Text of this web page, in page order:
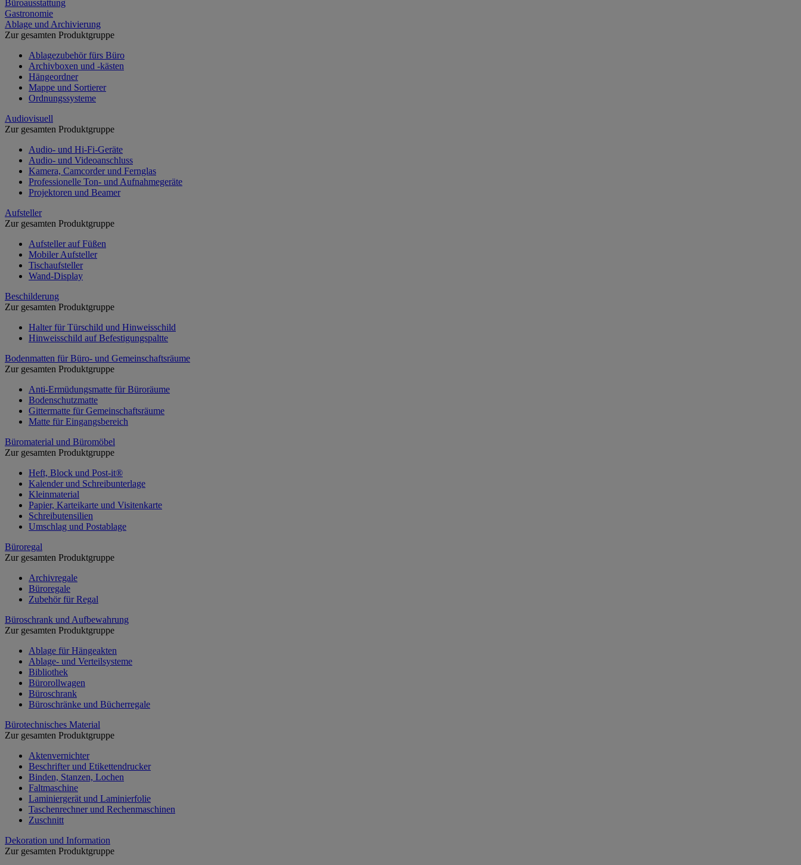
Büroausstattung
Gastronomie
Ablage und Archivierung
Zur gesamten Produktgruppe
Ablagezubehör fürs Büro
Archivboxen und -kästen
Hängeordner
Mappe und Sortierer
Ordnungssysteme
Audiovisuell
Zur gesamten Produktgruppe
Audio- und Hi-Fi-Geräte
Audio- und Videoanschluss
Kamera, Camcorder und Fernglas
Professionelle Ton- und Aufnahmegeräte
Projektoren und Beamer
Aufsteller
Zur gesamten Produktgruppe
Aufsteller auf Füßen
Mobiler Aufsteller
Tischaufsteller
Wand-Display
Beschilderung
Zur gesamten Produktgruppe
Halter für Türschild und Hinweisschild
Hinweisschild auf Befestigungspaltte
Bodenmatten für Büro- und Gemeinschaftsräume
Zur gesamten Produktgruppe
Anti-Ermüdungsmatte für Büroräume
Bodenschutzmatte
Gittermatte für Gemeinschaftsräume
Matte für Eingangsbereich
Büromaterial und Büromöbel
Zur gesamten Produktgruppe
Heft, Block und Post-it®
Kalender und Schreibunterlage
Kleinmaterial
Papier, Karteikarte und Visitenkarte
Schreibutensilien
Umschlag und Postablage
Büroregal
Zur gesamten Produktgruppe
Archivregale
Büroregale
Zubehör für Regal
Büroschrank und Aufbewahrung
Zur gesamten Produktgruppe
Ablage für Hängeakten
Ablage- und Verteilsysteme
Bibliothek
Bürorollwagen
Büroschrank
Büroschränke und Bücherregale
Bürotechnisches Material
Zur gesamten Produktgruppe
Aktenvernichter
Beschrifter und Etikettendrucker
Binden, Stanzen, Lochen
Faltmaschine
Laminiergerät und Laminierfolie
Taschenrechner und Rechenmaschinen
Zuschnitt
Dekoration und Information
Zur gesamten Produktgruppe